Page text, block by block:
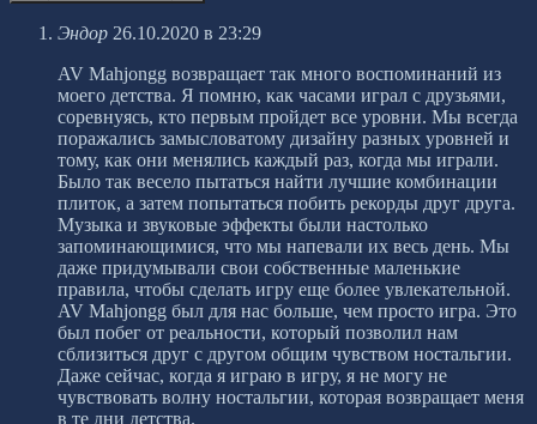
Эндор 26.10.2020 в 23:29
AV Mahjongg возвращает так много воспоминаний из
моего детства. Я помню, как часами играл с друзьями,
соревнуясь, кто первым пройдет все уровни. Мы всегда
поражались замысловатому дизайну разных уровней и
тому, как они менялись каждый раз, когда мы играли.
Было так весело пытаться найти лучшие комбинации
плиток, а затем попытаться побить рекорды друг друга.
Музыка и звуковые эффекты были настолько
запоминающимися, что мы напевали их весь день. Мы
даже придумывали свои собственные маленькие
правила, чтобы сделать игру еще более увлекательной.
AV Mahjongg был для нас больше, чем просто игра. Это
был побег от реальности, который позволил нам
сблизиться друг с другом общим чувством ностальгии.
Даже сейчас, когда я играю в игру, я не могу не
чувствовать волну ностальгии, которая возвращает меня
в те дни детства.